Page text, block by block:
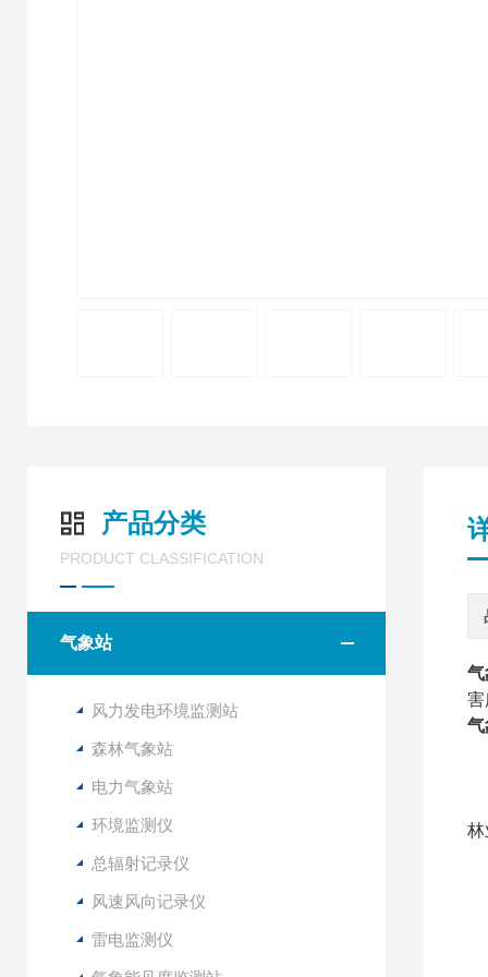
产品分类
PRODUCT CLASSIFICATION
气象站
风力发电环境监测站
森林气象站
电力气象站
环境监测仪
总辐射记录仪
风速风向记录仪
雷电监测仪
气
害
气
林